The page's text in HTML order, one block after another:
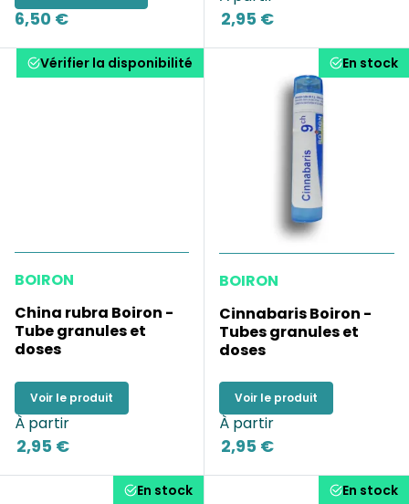
6,50 € 2,95 €
Vérifier la disponibilité
BOIRON
China rubra Boiron -
Tube granules et
doses
Voir le produit
À partir
2,95 €
En stock
BOIRON
Cinnabaris Boiron -
Tubes granules et
doses
Voir le produit
À partir
2,95 €
En stock En stock